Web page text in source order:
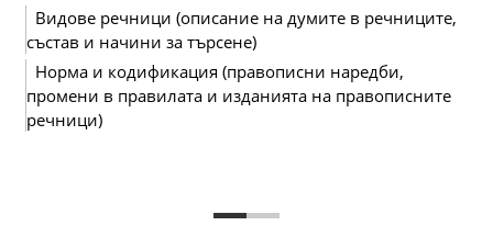
Видове речници (описание на думите в речниците,
състав и начини за търсене)
Норма и кодификация (правописни наредби,
промени в правилата и изданията на правописните
речници)